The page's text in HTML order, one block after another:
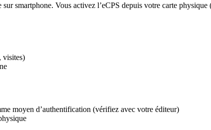
smartphone. Vous activez l’eCPS depuis votre carte
visites)
moyen d’authentification (vérifiez avec votre éditeur)